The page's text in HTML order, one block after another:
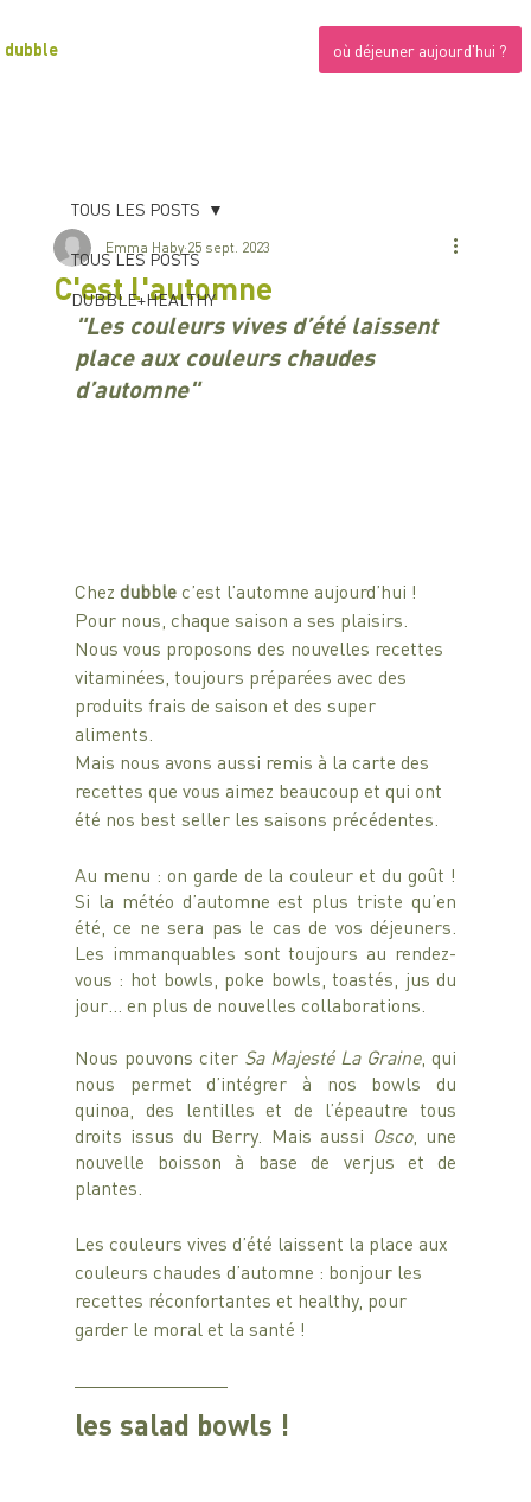
où déjeuner aujourd'hui ?
dubble
TOUS LES POSTS
DUBBLE+HEALTHY
TOUS LES POSTS
C'est l'automne
Emma Haby 25 sept. 2023
"Les couleurs vives d’été laissent
place aux couleurs chaudes
d’automne"
Chez dubble c’est l’automne aujourd’hui !
Pour nous, chaque saison a ses plaisirs.
Nous vous proposons des nouvelles recettes
vitaminées, toujours préparées avec des
produits frais de saison et des super
aliments.
Mais nous avons aussi remis à la carte des
recettes que vous aimez beaucoup et qui ont
été nos best seller les saisons précédentes.
Au menu : on garde de la couleur et du goût !
Si la météo d’automne est plus triste qu’en
été, ce ne sera pas le cas de vos déjeuners.
Les immanquables sont toujours au rendez-
vous : hot bowls, poke bowls, toastés, jus du
jour… en plus de nouvelles collaborations.
Nous pouvons citer Sa Majesté La Graine, qui
nous permet d’intégrer à nos bowls du
quinoa, des lentilles et de l’épeautre tous
droits issus du Berry. Mais aussi Osco, une
nouvelle boisson à base de verjus et de
plantes.
Les couleurs vives d’été laissent la place aux
couleurs chaudes d’automne : bonjour les
recettes réconfortantes et healthy, pour
garder le moral et la santé !
les salad bowls !